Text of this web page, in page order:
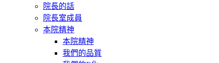
院長的話
院長室成員
本院精神
本院精神
我們的品質